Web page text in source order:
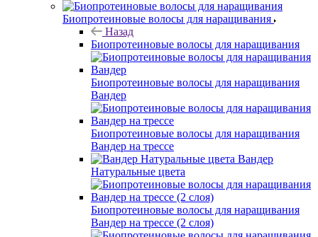
Биопротеиновые волосы для наращивания
Назад
Биопротеиновые волосы для наращивания
Биопротеиновые волосы для наращивания
Вандер
Биопротеиновые волосы для наращивания
Вандер на трессе
Вандер
Натуральные цвета
Биопротеиновые волосы для наращивания
Вандер на трессе (2 слоя)